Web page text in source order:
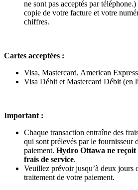
ne sont pas acceptés par
copie de votre facture et votre
chiffres.
Cartes acceptées :
Visa, Mastercard, American Express
Visa Débit et Mastercard Débit (en
Important :
Chaque transaction entraîne des
qui sont prélevés par le fournisseur
paiement. Hydro Ottawa ne reçoit
frais de service.
Veuillez prévoir jusqu’à deux jours
traitement de votre paiement.